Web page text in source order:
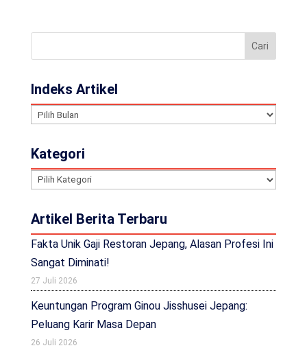
Indeks Artikel
Indeks
Kategori
Kategori
Artikel Berita Terbaru
Fakta Unik Gaji Restoran Jepang, Alasan Profesi Ini
Sangat Diminati!
27 Juli 2026
Keuntungan Program Ginou Jisshusei Jepang:
Peluang Karir Masa Depan
26 Juli 2026